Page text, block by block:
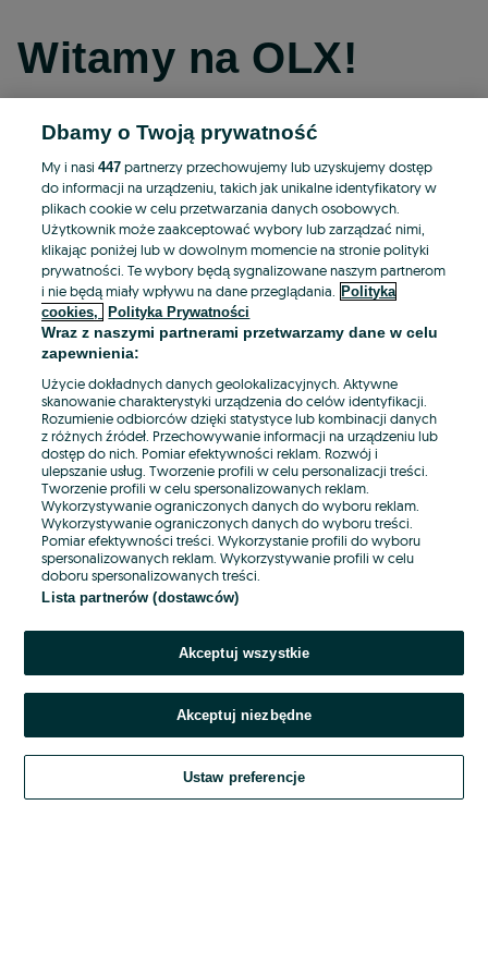
Witamy na OLX!
Kontynuuj przez Facebooka
Kontynuuj przez konto Apple
Kontynuuj przez konto Google
LUB
E-mail
Hasło
Nie pamiętasz hasła?
Zaloguj się
Kontynuując za pośrednictwem jednego z dostawców wskazanych powyżej,
Regulamin serwisu OLX.pl w jego aktualnym brzmieniu.
Dbamy o Twoją prywatność
My i nasi447 partnerzy przechowujemy lub uzyskujemy dostęp
do informacji na urządzeniu, takich jak unikalne identyfikatory w
plikach cookie w celu przetwarzania danych osobowych.
Użytkownik może zaakceptować wybory lub zarządzać nimi,
klikając poniżej lub w dowolnym momencie na stronie polityki
prywatności. Te wybory będą sygnalizowane naszym partnerom
i nie będą miały wpływu na dane przeglądania.
Polityka
cookies,
Polityka Prywatności
Wraz z naszymi partnerami przetwarzamy dane w celu
zapewnienia:
Użycie dokładnych danych geolokalizacyjnych. Aktywne
skanowanie charakterystyki urządzenia do celów identyfikacji.
Rozumienie odbiorców dzięki statystyce lub kombinacji danych
z różnych źródeł. Przechowywanie informacji na urządzeniu lub
dostęp do nich. Pomiar efektywności reklam. Rozwój i
ulepszanie usług. Tworzenie profili w celu personalizacji treści.
Tworzenie profili w celu spersonalizowanych reklam.
Wykorzystywanie ograniczonych danych do wyboru reklam.
Wykorzystywanie ograniczonych danych do wyboru treści.
Pomiar efektywności treści. Wykorzystanie profili do wyboru
spersonalizowanych reklam. Wykorzystywanie profili w celu
doboru spersonalizowanych treści.
Lista partnerów (dostawców)
Akceptuj wszystkie
Akceptuj niezbędne
Ustaw preferencje